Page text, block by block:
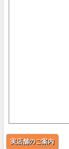
実店舗のご案内